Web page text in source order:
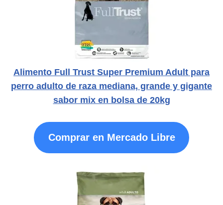
Alimento Full Trust Super Premium Adult para
perro adulto de raza mediana, grande y gigante
sabor mix en bolsa de 20kg
Comprar en Mercado Libre